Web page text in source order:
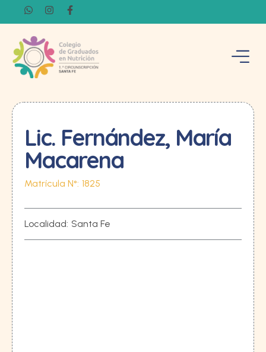
Lic. Fernández, María
Macarena
Matrícula N°: 1825
Localidad: Santa Fe